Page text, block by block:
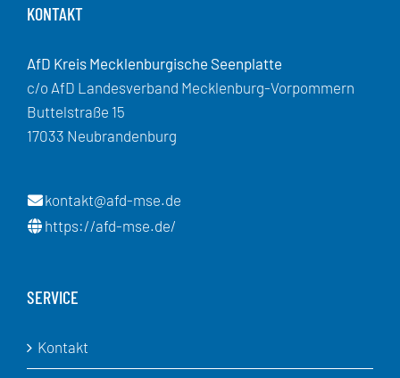
KONTAKT
AfD Kreis Mecklenburgische Seenplatte
c/o AfD Landesverband Mecklenburg-Vorpommern
Buttelstraße 15
17033 Neubrandenburg
kontakt@afd-mse.de
https://afd-mse.de/
SERVICE
Kontakt